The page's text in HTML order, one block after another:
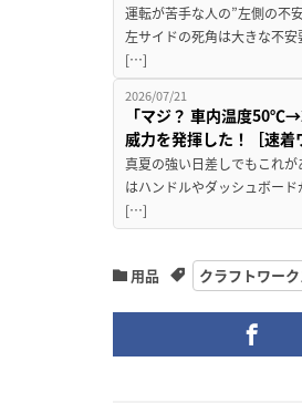
運転が苦手な人の”左側の不
左サイドの死角は大きな不
[…]
2026/07/21
「マジ？ 車内温度
威力を発揮した！［速着
真夏の強い日差しでもこれ
はハンドルやダッシュボー
[…]
用品 クラフトワーク